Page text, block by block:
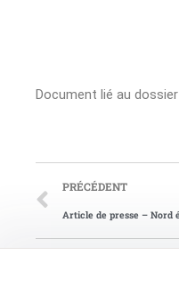
Document lié au dossier
PRÉCÉDENT